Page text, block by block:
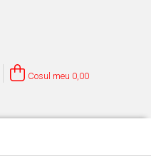
Cosul meu 0,00